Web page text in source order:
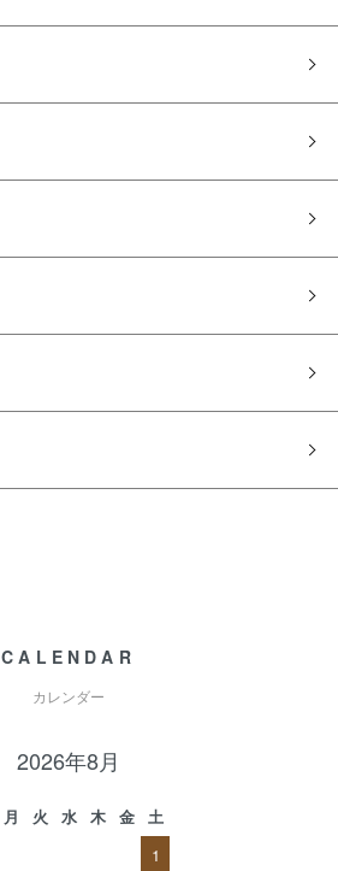
CALENDAR
カレンダー
2026年8月
月 火 水 木 金
土
1